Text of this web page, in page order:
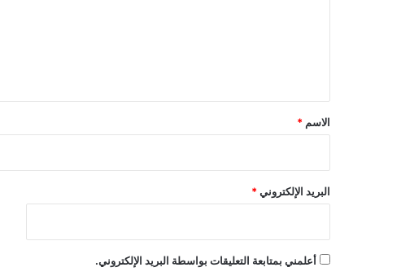
*
الاسم *
البريد الإلكتروني*
أعلمني بمتابعة التعليقات بواسطة البريد الإلكتروني.